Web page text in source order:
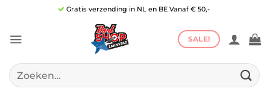
inhoud
Gratis verzending in NL en BE Vanaf € 50,-
SALE!
Zoeken
naar: